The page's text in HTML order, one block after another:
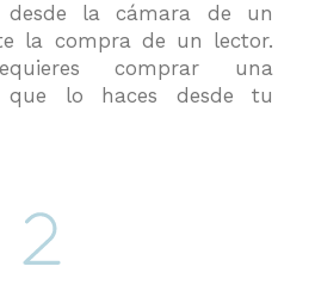
desde la cámara de un
la compra de un lector.
comprar una
que lo haces desde tu